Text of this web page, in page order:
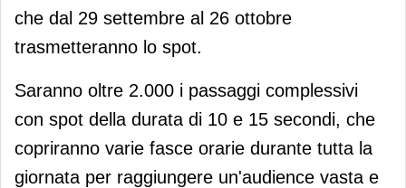
che dal 29 settembre al 26 ottobre
trasmetteranno lo spot.
Saranno oltre 2.000 i passaggi complessivi
con spot della durata di 10 e 15 secondi, che
copriranno varie fasce orarie durante tutta la
giornata per raggiungere un'audience vasta e